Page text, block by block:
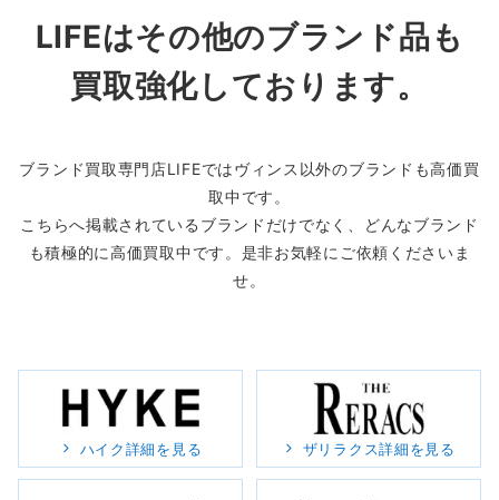
LIFEはその他のブランド品も
買取強化しております。
ブランド買取専門店LIFEではヴィンス以外のブランドも高価買
取中です。
こちらへ掲載されているブランドだけでなく、どんなブランド
も積極的に高価買取中です。是非お気軽にご依頼くださいま
せ。
ハイク詳細を見る ザリラクス詳細を見る